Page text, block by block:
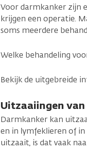
Voor darmkanker zijn
krijgen een operatie.
soms meerdere
Welke behandeling
Bekijk de uitgebreide
Uitzaaiingen
Darmkanker kan
en in lymfeklieren of
uitzaait, is dat vaak